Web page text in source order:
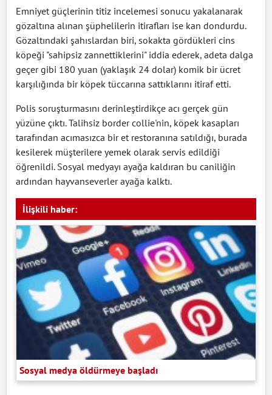
Emniyet güçlerinin titiz incelemesi sonucu yakalanarak
gözaltına alınan şüphelilerin itirafları ise kan dondurdu.
Gözaltındaki şahıslardan biri, sokakta gördükleri cins
köpeği "sahipsiz zannettiklerini" iddia ederek, adeta dalga
geçer gibi 180 yuan (yaklaşık 24 dolar) komik bir ücret
karşılığında bir köpek tüccarına sattıklarını itiraf etti.
Polis soruşturmasını derinleştirdikçe acı gerçek gün
yüzüne çıktı. Talihsiz border collie'nin, köpek kasapları
tarafından acımasızca bir et restoranına satıldığı, burada
kesilerek müşterilere yemek olarak servis edildiği
öğrenildi. Sosyal medyayı ayağa kaldıran bu caniliğin
ardından hayvanseverler ayağa kalktı.
İlişkili haber:
Sosyal medya öldürmeye başladı